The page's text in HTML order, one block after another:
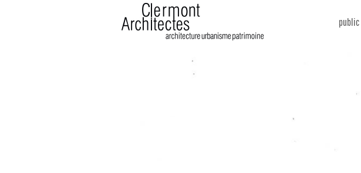
public